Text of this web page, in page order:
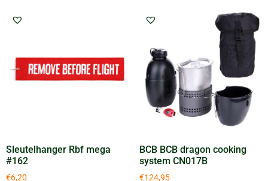
Sleutelhanger Rbf mega
#162
€6,20
BCB BCB dragon cooking
system CN017B
€124,95